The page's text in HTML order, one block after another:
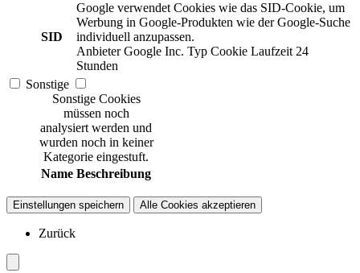
SID
Google verwendet Cookies wie das SID-Cookie, um
Werbung in Google-Produkten wie der Google-Suche
individuell anzupassen.
Anbieter Google Inc. Typ Cookie Laufzeit 24
Stunden
Sonstige
Sonstige Cookies
müssen noch
analysiert werden und
wurden noch in keiner
Kategorie eingestuft.
Name Beschreibung
Einstellungen speichern Alle Cookies akzeptieren
Zurück